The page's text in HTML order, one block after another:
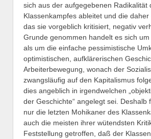
sich aus der aufgegebenen Radikalität
Klassenkampfes ableitet und die daher
das sie vorgeblich kritisiert, negativ
Grunde genommen handelt es sich um
als um die einfache pessimistische
optimistischen, aufklärerischen
Arbeiterbewegung, wonach der
zwangsläufig auf den Kapitalismus
dies angeblich in irgendwelchen
der Geschichte“ angelegt sei. Deshalb
nur die letzten Mohikaner des
auch die meisten ihrer wütendsten
Feststellung getroffen, daß der